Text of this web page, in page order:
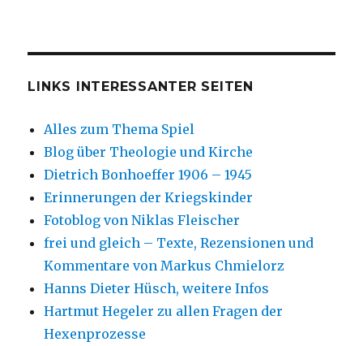
LINKS INTERESSANTER SEITEN
Alles zum Thema Spiel
Blog über Theologie und Kirche
Dietrich Bonhoeffer 1906 – 1945
Erinnerungen der Kriegskinder
Fotoblog von Niklas Fleischer
frei und gleich – Texte, Rezensionen und
Kommentare von Markus Chmielorz
Hanns Dieter Hüsch, weitere Infos
Hartmut Hegeler zu allen Fragen der
Hexenprozesse